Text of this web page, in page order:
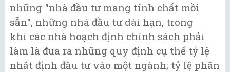
những "nhà đầu tư mang tính chất mồi
sẵn", những nhà đầu tư dài hạn, trong
khi các nhà hoạch định chính sách phải
làm là đưa ra những quy định cụ thể tỷ lệ
nhất định đầu tư vào một ngành; tỷ lệ phân